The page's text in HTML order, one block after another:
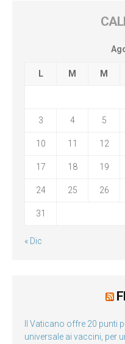
L M M
3 4 5
10 11 12
17 18 19
24 25 26
31
« Dic
Il Vaticano offre 20 punti
universale ai vaccini, per